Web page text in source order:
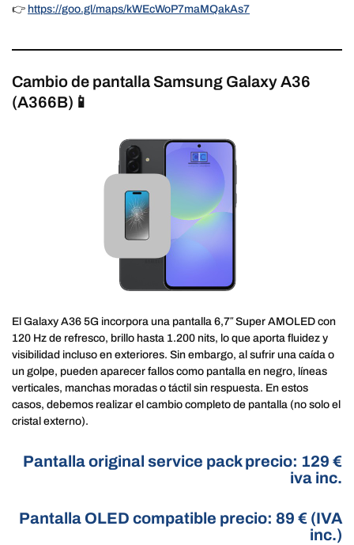
👉 https://goo.gl/maps/kWEcWoP7maMQakAs7
Cambio de pantalla Samsung Galaxy A36
(A366B)📱
El Galaxy A36 5G incorpora una pantalla 6,7″ Super AMOLED con
120 Hz de refresco, brillo hasta 1.200 nits, lo que aporta fluidez y
visibilidad incluso en exteriores. Sin embargo, al sufrir una caída o
un golpe, pueden aparecer fallos como pantalla en negro, líneas
verticales, manchas moradas o táctil sin respuesta. En estos
casos, debemos realizar el cambio completo de pantalla (no solo el
cristal externo).
Pantalla original service pack precio: 129 €
iva inc.
Pantalla OLED compatible precio: 89 € (IVA
inc.)